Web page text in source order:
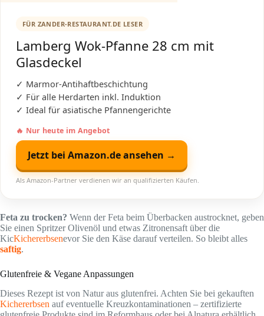
FÜR ZANDER-RESTAURANT.DE LESER
Lamberg Wok-Pfanne 28 cm mit
Glasdeckel
✓ Marmor-Antihaftbeschichtung
✓ Für alle Herdarten inkl. Induktion
✓ Ideal für asiatische Pfannengerichte
🔥 Nur heute im Angebot
Jetzt bei Amazon.de ansehen →
Als Amazon-Partner verdienen wir an qualifizierten Käufen.
Feta zu trocken? Wenn der Feta beim Überbacken austrocknet, geben
Sie einen Spritzer Olivenöl und etwas Zitronensaft über die
KicKichererbsenevor Sie den Käse darauf verteilen. So bleibt alles
saftig.
Glutenfreie & Vegane Anpassungen
Dieses Rezept ist von Natur aus glutenfrei. Achten Sie bei gekauften
Kichererbsen auf eventuelle Kreuzkontaminationen – zertifizierte